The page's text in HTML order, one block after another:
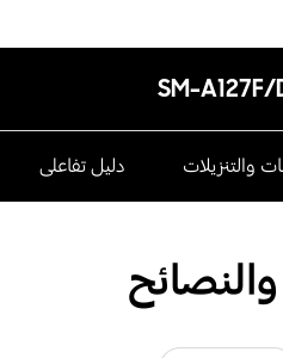
SM-A127F/
والتنزيلات دليل تفاعلى